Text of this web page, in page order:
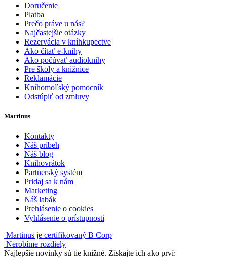
Doručenie
Platba
Prečo práve u nás?
Najčastejšie otázky
Rezervácia v kníhkupectve
Ako čítať e-knihy
Ako počúvať audioknihy
Pre školy a knižnice
Reklamácie
Knihomoľský pomocník
Odstúpiť od zmluvy
Martinus
Kontakty
Náš príbeh
Náš blog
Knihovrátok
Partnerský systém
Pridaj sa k nám
Marketing
Náš labák
Prehlásenie o cookies
Vyhlásenie o prístupnosti
Martinus je certifikovaný B Corp
Nerobíme rozdiely
Najlepšie novinky sú tie knižné. Získajte ich ako prví: